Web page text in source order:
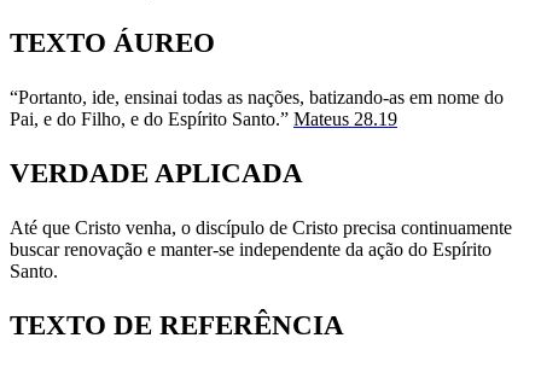
TEXTO ÁUREO
“Portanto, ide, ensinai todas as nações, batizando-as em nome do
Pai, e do Filho, e do Espírito Santo.” Mateus 28.19
VERDADE APLICADA
Até que Cristo venha, o discípulo de Cristo pre­cisa continuamente
buscar renovação e manter-se independente da ação do Espírito
Santo.
TEXTO DE REFERÊNCIA